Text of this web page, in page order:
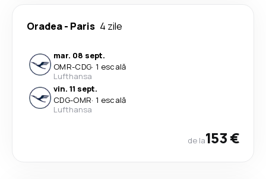
Oradea- Paris 4 zile
mar. 08 sept.
OMR-CDG· 1 escală
Lufthansa
vin. 11 sept.
CDG-OMR· 1 escală
Lufthansa
de la153 €